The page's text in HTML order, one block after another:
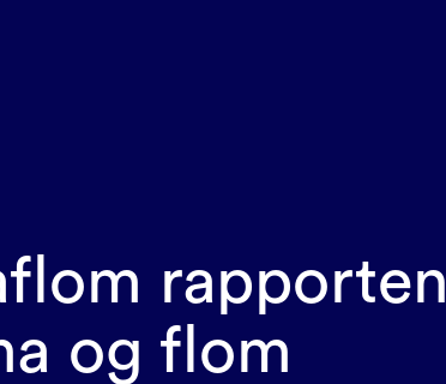
rapporten
og flom